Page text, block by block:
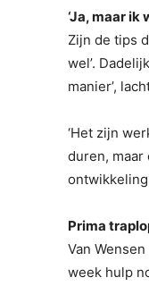
‘Ja, maar ik
Zijn de tips
wel’.
manier’,
‘Het zijn
duren, maar
ontwikkeling
Prima
Van
week hulp